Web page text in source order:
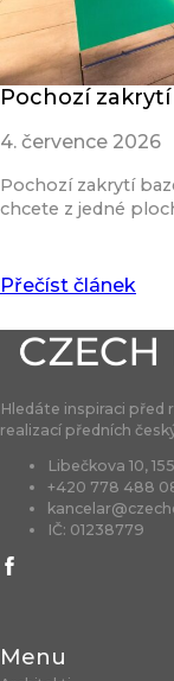
Pochozí
4. července 2026
Pochozí zakrytí
chcete z jedné
Přečíst článek
Hledáte inspiraci před
realizací předních
Libečkova 10,
+420 778 488
IČ: 01238779
Menu